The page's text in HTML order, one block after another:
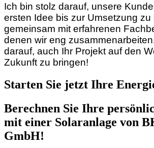
Ich bin stolz darauf, unsere
ersten Idee bis zur Umsetzung zu
gemeinsam mit erfahrenen
denen wir eng
darauf, auch Ihr Projekt auf den
Zukunft zu bringen!
Starten Sie jetzt Ihre
Berechnen Sie Ihre
mit einer Solaranlage von
GmbH!